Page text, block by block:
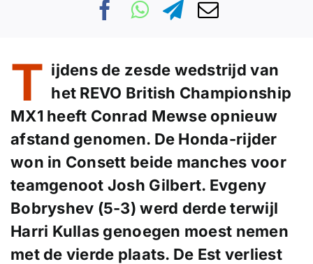
T ijdens de zesde wedstrijd van
het REVO British Championship
MX1 heeft Conrad Mewse opnieuw
afstand genomen. De Honda-rijder
won in Consett beide manches voor
teamgenoot Josh Gilbert. Evgeny
Bobryshev (5-3) werd derde terwijl
Harri Kullas genoegen moest nemen
met de vierde plaats. De Est verliest